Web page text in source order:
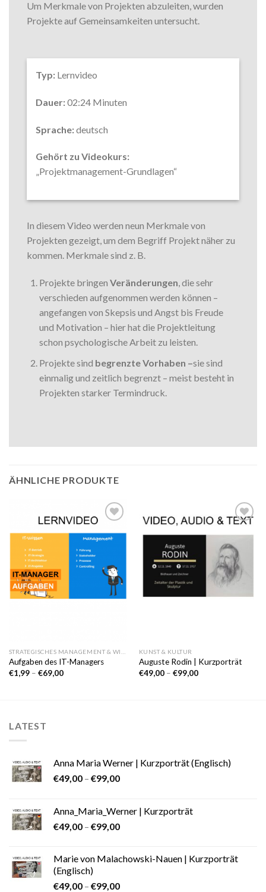
Um Merkmale von Projekten abzuleiten, wurden
Projekte auf Gemeinsamkeiten untersucht.
Typ: Lernvideo
Dauer:02:24 Minuten
Sprache:deutsch
Gehört zu Videokurs:
„Projektmanagement-Grundlagen“
In diesem Video werden neun Merkmale von
Projekten gezeigt, um dem Begriff Projekt näher zu
kommen. Merkmale sind z. B.
Projekte bringen Veränderungen, die sehr
verschieden aufgenommen werden können –
angefangen von Skepsis und Angst bis Freude
und Motivation – hier hat die Projektleitung
schon psychologische Arbeit zu leisten.
Projekte sind begrenzte Vorhaben –sie sind
einmalig und zeitlich begrenzt – meist besteht in
Projekten starker Termindruck.
ÄHNLICHE PRODUKTE
Wunschliste
Aufgaben des IT-Managers
€1,99– €69,00
Wunschliste
KUNST & KULTUR
Auguste Rodin | Kurzporträt
€49,00– €99,00
LATEST
Anna Maria Werner | Kurzporträt (Englisch)
€49,00 – €99,00
Anna_Maria_Werner | Kurzporträt
€49,00 – €99,00
Marie von Malachowski-Nauen | Kurzporträt
(Englisch)
€49,00 – €99,00